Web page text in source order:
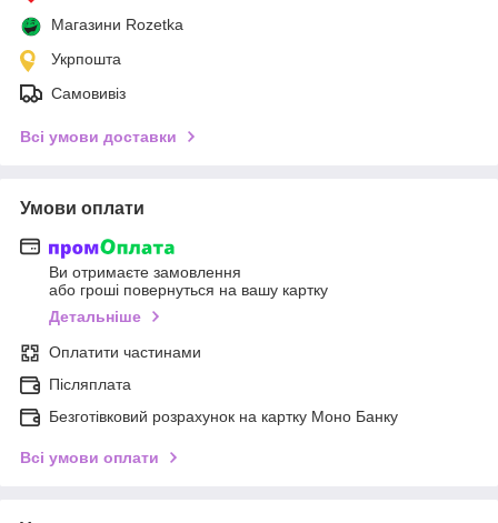
Магазини Rozetka
Укрпошта
Самовивіз
Всі умови доставки
Умови оплати
Ви отримаєте замовлення
або гроші повернуться на вашу картку
Детальніше
Оплатити частинами
Післяплата
Безготівковий розрахунок на картку Моно Банку
Всі умови оплати